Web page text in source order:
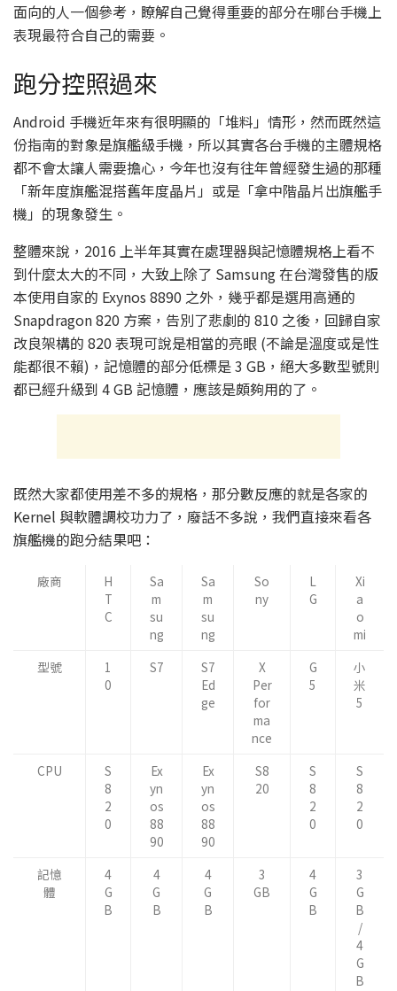
面向的人一個參考，瞭解自己覺得重要的部分在哪台手機上
表現最符合自己的需要。
跑分控照過來
Android 手機近年來有很明顯的「堆料」情形，然而既然這
份指南的對象是旗艦級手機，所以其實各台手機的主體規格
都不會太讓人需要擔心，今年也沒有往年曾經發生過的那種
「新年度旗艦混搭舊年度晶片」或是「拿中階晶片出旗艦手
機」的現象發生。
整體來說，2016 上半年其實在處理器與記憶體規格上看不
到什麼太大的不同，大致上除了 Samsung 在台灣發售的版
本使用自家的 Exynos 8890 之外，幾乎都是選用高通的
Snapdragon 820 方案，告別了悲劇的 810 之後，回歸自家
改良架構的 820 表現可說是相當的亮眼 (不論是溫度或是性
能都很不賴)，記憶體的部分低標是 3 GB，絕大多數型號則
都已經升級到 4 GB 記憶體，應該是頗夠用的了。
既然大家都使用差不多的規格，那分數反應的就是各家的
Kernel 與軟體調校功力了，廢話不多說，我們直接來看各
旗艦機的跑分結果吧：
廠商
H
T
C
Sa
m
su
ng
Sa
m
su
ng
So
ny
L
G
Xi
a
o
mi
型號
1
0
S7
S7
Ed
ge
X
Per
for
ma
nce
G
5
小
米
5
CPU
S
8
2
0
Ex
yn
os
88
90
Ex
yn
os
88
90
S8
20
S
8
2
0
S
8
2
0
記憶
體
4
G
B
4
G
B
4
G
B
3
GB
4
G
B
3
G
B
/
4
G
B